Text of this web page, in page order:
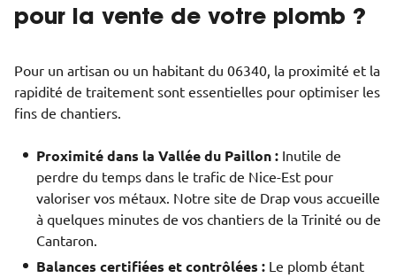
pour la vente de votre plomb ?
Pour un artisan ou un habitant du 06340, la proximité et la
rapidité de traitement sont essentielles pour optimiser les
fins de chantiers.
Proximité dans la Vallée du Paillon : Inutile de
perdre du temps dans le trafic de Nice-Est pour
valoriser vos métaux. Notre site de Drap vous accueille
à quelques minutes de vos chantiers de la Trinité ou de
Cantaron.
Balances certifiées et contrôlées : Le plomb étant